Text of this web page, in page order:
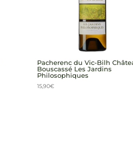
Pacherenc du Vic-Bilh
Bouscassé Les Jardins
Philosophiques
15,90€